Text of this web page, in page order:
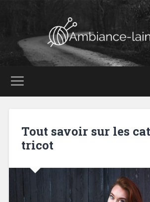
Tout savoir sur les
tricot